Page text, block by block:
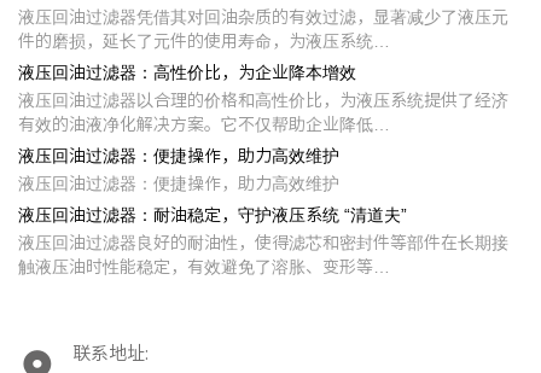
液压回油过滤器凭借其对回油杂质的有效过滤，显著减少了液压元
件的磨损，延长了元件的使用寿命，为液压系统…
液压回油过滤器：高性价比，为企业降本增效
液压回油过滤器以合理的价格和高性价比，为液压系统提供了经济
有效的油液净化解决方案。它不仅帮助企业降低…
液压回油过滤器：便捷操作，助力高效维护
液压回油过滤器：便捷操作，助力高效维护
液压回油过滤器：耐油稳定，守护液压系统 “清道夫”
液压回油过滤器良好的耐油性，使得滤芯和密封件等部件在长期接
触液压油时性能稳定，有效避免了溶胀、变形等…
联系地址: